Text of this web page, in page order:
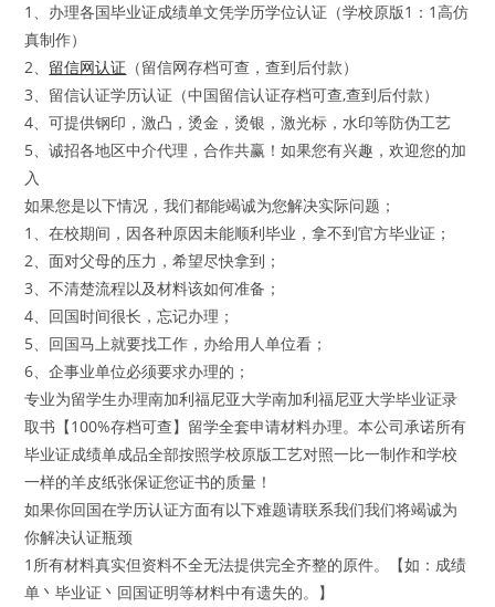
1、办理各国毕业证成绩单文凭学历学位认证（学校原版1：1高仿
真制作）
2、 留信网认证 （留信网存档可查，查到后付款）
3、留信认证学历认证（中国留信认证存档可查,查到后付款）
4、可提供钢印，激凸，烫金，烫银，激光标，水印等防伪工艺
5、诚招各地区中介代理，合作共赢！如果您有兴趣，欢迎您的加
入
如果您是以下情况，我们都能竭诚为您解决实际问题；
1、在校期间，因各种原因未能顺利毕业，拿不到官方毕业证；
2、面对父母的压力，希望尽快拿到；
3、不清楚流程以及材料该如何准备；
4、回国时间很长，忘记办理；
5、回国马上就要找工作，办给用人单位看；
6、企事业单位必须要求办理的；
专业为留学生办理南加利福尼亚大学南加利福尼亚大学毕业证录
取书【100%存档可查】留学全套申请材料办理。本公司承诺所有
毕业证成绩单成品全部按照学校原版工艺对照一比一制作和学校
一样的羊皮纸张保证您证书的质量！
如果你回国在学历认证方面有以下难题请联系我们我们将竭诚为
你解决认证瓶颈
1所有材料真实但资料不全无法提供完全齐整的原件。【如：成绩
单丶毕业证丶回国证明等材料中有遗失的。】